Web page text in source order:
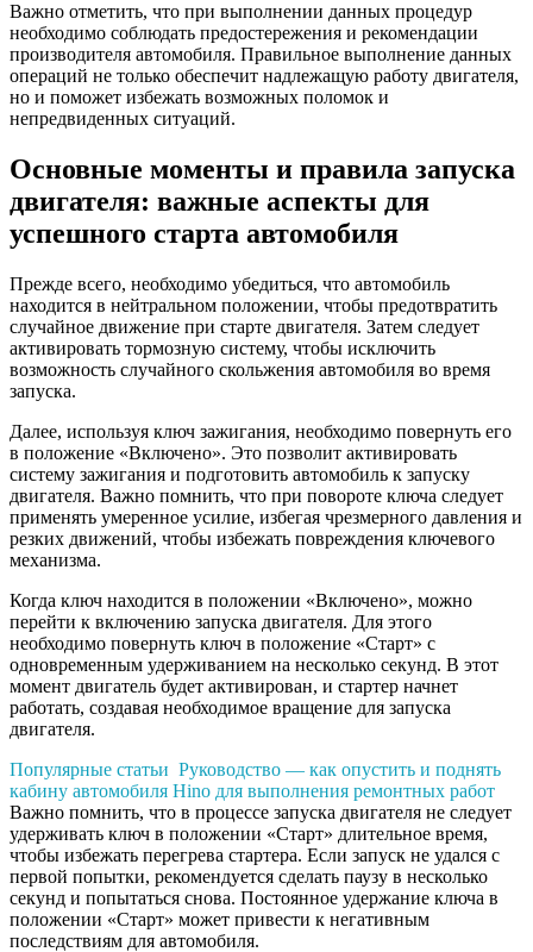
Важно отметить, что при выполнении данных процедур
необходимо соблюдать предостережения и рекомендации
производителя автомобиля. Правильное выполнение данных
операций не только обеспечит надлежащую работу двигателя,
но и поможет избежать возможных поломок и
непредвиденных ситуаций.
Основные моменты и правила запуска
двигателя: важные аспекты для
успешного старта автомобиля
Прежде всего, необходимо убедиться, что автомобиль
находится в нейтральном положении, чтобы предотвратить
случайное движение при старте двигателя. Затем следует
активировать тормозную систему, чтобы исключить
возможность случайного скольжения автомобиля во время
запуска.
Далее, используя ключ зажигания, необходимо повернуть его
в положение «Включено». Это позволит активировать
систему зажигания и подготовить автомобиль к запуску
двигателя. Важно помнить, что при повороте ключа следует
применять умеренное усилие, избегая чрезмерного давления и
резких движений, чтобы избежать повреждения ключевого
механизма.
Когда ключ находится в положении «Включено», можно
перейти к включению запуска двигателя. Для этого
необходимо повернуть ключ в положение «Старт» с
одновременным удерживанием на несколько секунд. В этот
момент двигатель будет активирован, и стартер начнет
работать, создавая необходимое вращение для запуска
двигателя.
Популярные статьи Руководство — как опустить и поднять
кабину автомобиля Hino для выполнения ремонтных работ
Важно помнить, что в процессе запуска двигателя не следует
удерживать ключ в положении «Старт» длительное время,
чтобы избежать перегрева стартера. Если запуск не удался с
первой попытки, рекомендуется сделать паузу в несколько
секунд и попытаться снова. Постоянное удержание ключа в
положении «Старт» может привести к негативным
последствиям для автомобиля.